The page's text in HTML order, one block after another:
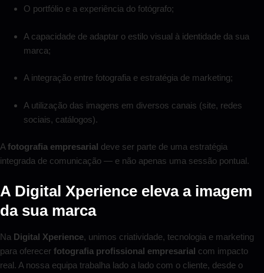
O portfólio e a experiência do fotógrafo;
A capacidade de adaptar o estilo visual à identidade da sua
marca;
A integração entre fotografia e estratégia de marketing;
A utilização das imagens em diversos canais (site, redes
sociais, catálogos).
A fotografia empresarial deve ser parte de uma estratégia
integrada de comunicação — e não apenas uma sessão pontual.
A Digital Xperience eleva a imagem
da sua marca
Na Digital Xperience, unimos criatividade, tecnologia e marketing
para oferecer fotografia profissional empresarial com impacto
real. A nossa equipa trabalha lado a lado com o cliente, desde o